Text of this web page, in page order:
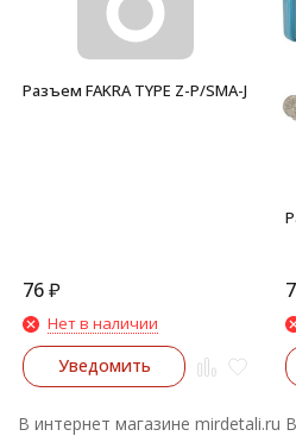
Разъем FAKRA TYPE Z-P/SMA-J
76₽
Нет в наличии
Уведомить
В интернет магазине mirdetali.ru